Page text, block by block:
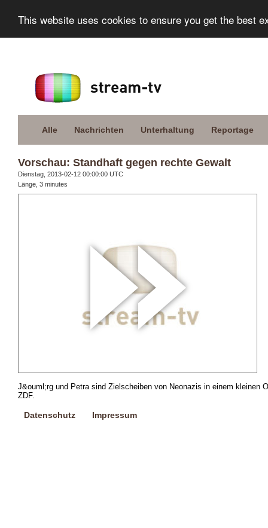
This website uses cookies to ensure you get the best
Alle Nachrichten Unterhaltung Reportage
Vorschau: Standhaft gegen rechte Gewalt
Dienstag, 2013-02-12 00:00:00 UTC
Länge, 3 minutes
J&ouml;rg und Petra sind Zielscheiben von Neonazis in einem kleinen
ZDF.
Datenschutz Impressum